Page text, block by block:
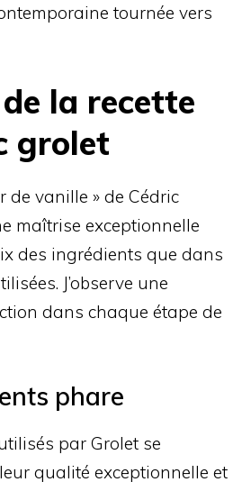
tournée vers
la recette
grolet
de vanille » de Cédric
maîtrise exceptionnelle
des ingrédients que dans
J’observe une
dans chaque étape de
phare
par Grolet se
qualité exceptionnelle et